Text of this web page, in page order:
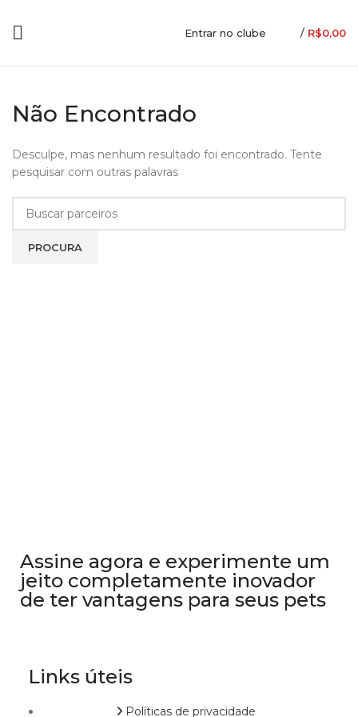
Entrar no clube / R$0,00
Não Encontrado
Desculpe, mas nenhum resultado foi encontrado. Tente
pesquisar com outras palavras
PROCURA
Assine agora e experimente um
jeito completamente inovador
de ter vantagens para seus pets
Links úteis
Políticas de privacidade